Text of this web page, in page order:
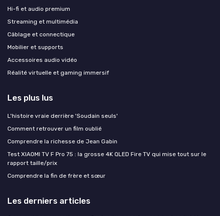
Hi-fi et audio premium
Streaming et multimédia
Câblage et connectique
Mobilier et supports
Accessoires audio vidéo
Réalité virtuelle et gaming immersif
Les plus lus
L'histoire vraie derrière 'Soudain seuls'
Comment retrouver un film oublié
Comprendre la richesse de Jean Gabin
Test XIAOMI TV F Pro 75 : la grosse 4K QLED Fire TV qui mise tout sur le
rapport taille/prix
Comprendre la fin de frère et sœur
Les derniers articles